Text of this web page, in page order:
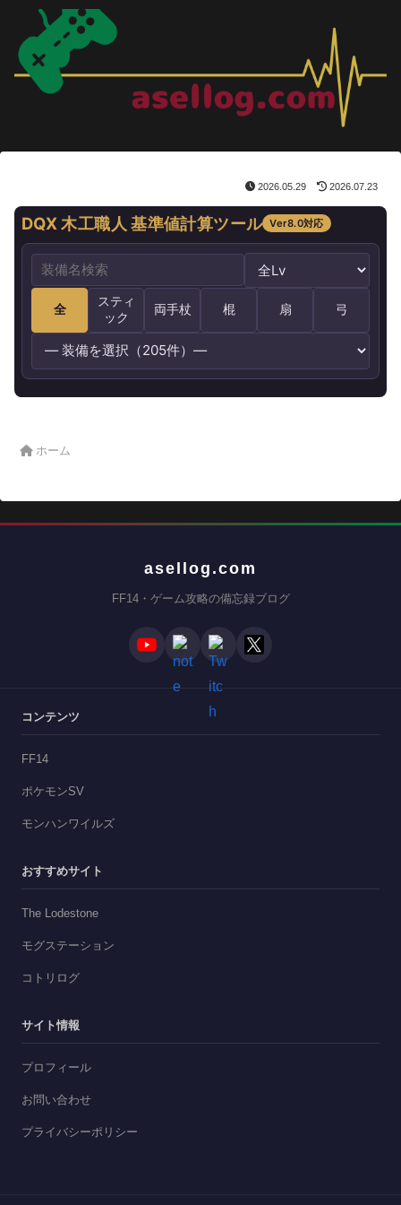
2026.05.29 2026.07.23
DQX 木工職人 基準値計算ツール Ver8.0対応
全
スティ
ック
両手杖 棍 扇 弓
ホーム
asellog.com
FF14・ゲーム攻略の備忘録ブログ
コンテンツ
FF14
ポケモンSV
モンハンワイルズ
おすすめサイト
The Lodestone
モグステーション
コトリログ
サイト情報
プロフィール
お問い合わせ
プライバシーポリシー